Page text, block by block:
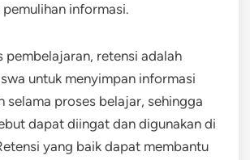
informasi.
pembelajaran, retensi adalah
untuk menyimpan informasi
selama proses belajar, sehingga
dapat diingat dan digunakan di
yang baik dapat membantu